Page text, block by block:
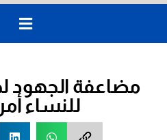
مضاعفة الجهود
للنساء